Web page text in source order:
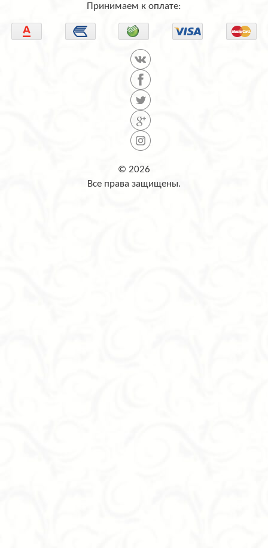
Принимаем к оплате:
© 2026
Все права защищены.